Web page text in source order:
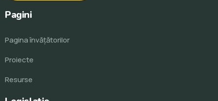
Pagini
Pagina învăţătorilor
Proiecte
Resurse